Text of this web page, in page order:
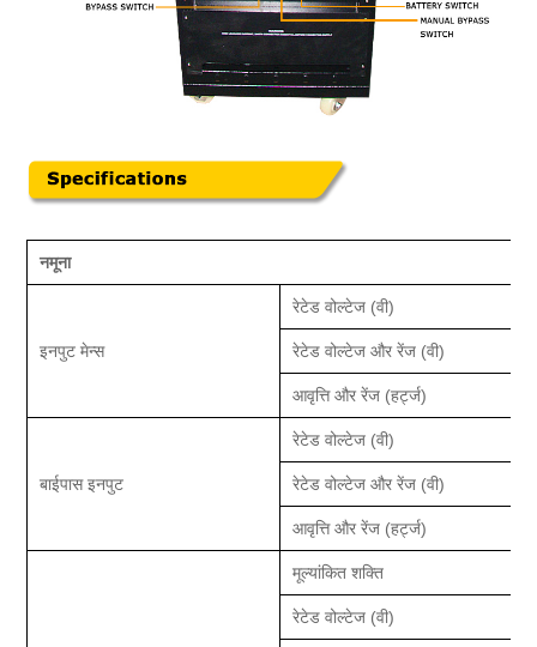
नमूना
इनपुट मेन्स
रेटेड वोल्टेज (वी)
रेटेड वोल्टेज और रेंज (वी)
आवृत्ति और रेंज (हर्ट्ज)
बाईपास इनपुट
रेटेड वोल्टेज (वी)
रेटेड वोल्टेज और रेंज (वी)
आवृत्ति और रेंज (हर्ट्ज)
मूल्यांकित शक्ति
रेटेड वोल्टेज (वी)